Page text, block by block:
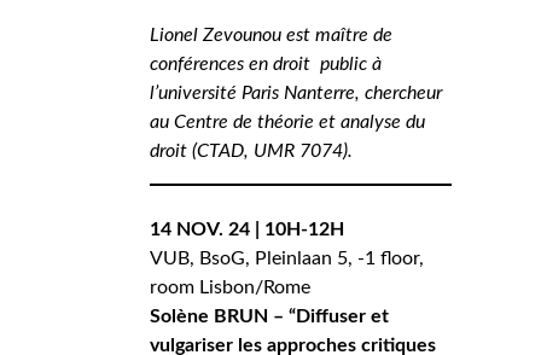
Lionel Zevounou est maître de
conférences en droit public à
l’université Paris Nanterre, chercheur
au Centre de théorie et analyse du
droit (CTAD, UMR 7074).
14 NOV. 24 | 10H-12H
VUB, BsoG, Pleinlaan 5, -1 floor,
room Lisbon/Rome
Solène BRUN – “Diffuser et
vulgariser les approches critiques